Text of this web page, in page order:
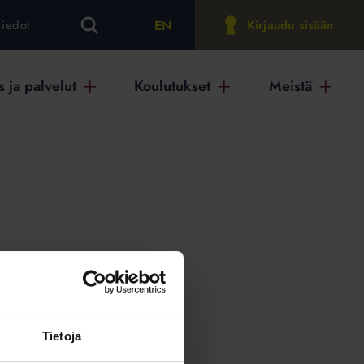
Tietoja
EN Kirjaudu sisään
ja palvelut Koulutukset Meistä